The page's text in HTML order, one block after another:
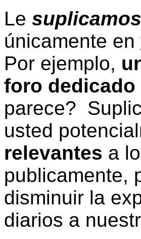
Le suplicamos
únicamente en
Por ejemplo,
foro dedicado
parece?
usted
relevantes a
publicamente,
disminuir la
diarios a